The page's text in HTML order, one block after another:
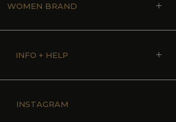
WOMEN BRAND
INFO + HELP
INSTAGRAM